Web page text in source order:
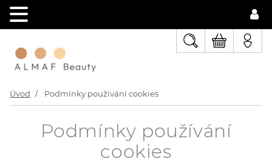
Úvod Podmínky používání cookies
Podmínky používání
cookies